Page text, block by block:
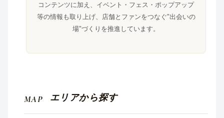
コンテンツに加え、イベント・フェス・ポップアップ
等の情報も取り上げ、店舗とファンをつなぐ"出会いの
場"づくりを推進しています。
MAP エリアから探す